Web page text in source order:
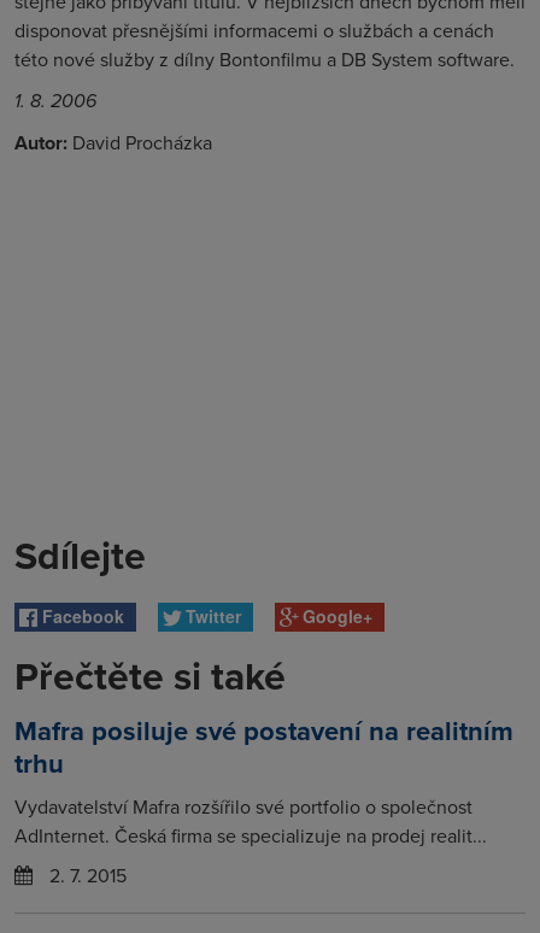
disponovat přesnějšími informacemi o službách a cenách
této nové služby z dílny Bontonfilmu a DB System software.
1. 8. 2006
Autor: David Procházka
Sdílejte
Facebook Twitter Google+
Přečtěte si také
Mafra posiluje své postavení na realitním
trhu
Vydavatelství Mafra rozšířilo své portfolio o společnost
AdInternet. Česká firma se specializuje na prodej realit...
2. 7. 2015